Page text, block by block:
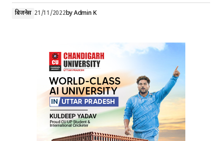
बिजनेस 21/11/2022byAdmin K